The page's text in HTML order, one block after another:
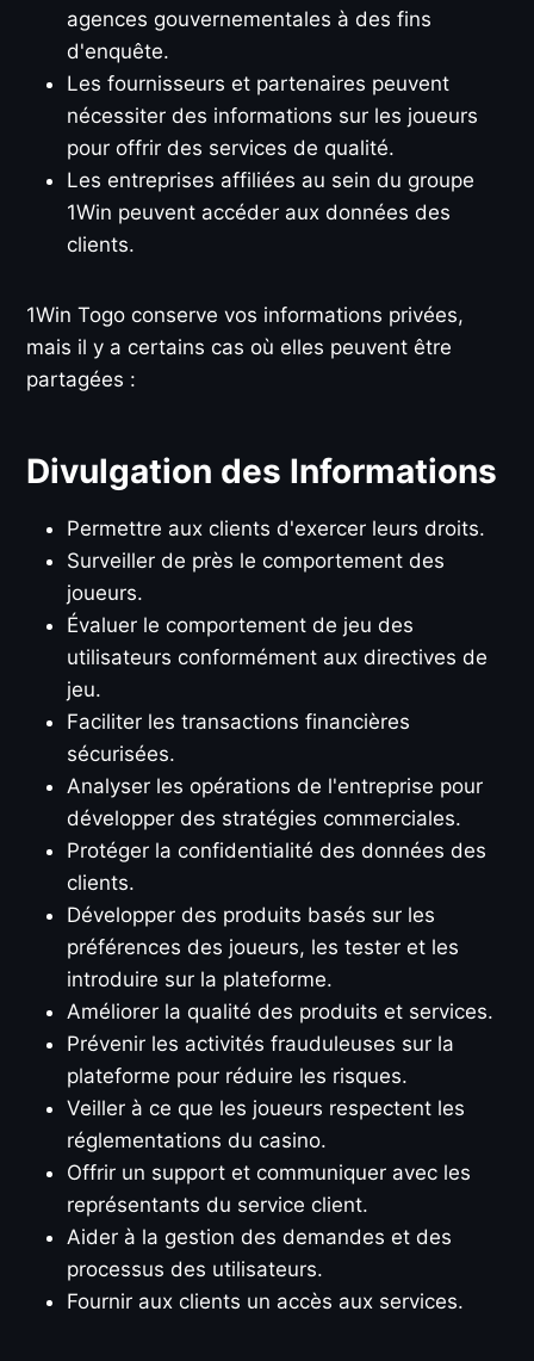
agences gouvernementales à des fins
d'enquête.
Les fournisseurs et partenaires peuvent
nécessiter des informations sur les joueurs
pour offrir des services de qualité.
Les entreprises affiliées au sein du groupe
1Win peuvent accéder aux données des
clients.
1Win Togo conserve vos informations privées,
mais il y a certains cas où elles peuvent être
partagées :
Divulgation des Informations
Permettre aux clients d'exercer leurs droits.
Surveiller de près le comportement des
joueurs.
Évaluer le comportement de jeu des
utilisateurs conformément aux directives de
jeu.
Faciliter les transactions financières
sécurisées.
Analyser les opérations de l'entreprise pour
développer des stratégies commerciales.
Protéger la confidentialité des données des
clients.
Développer des produits basés sur les
préférences des joueurs, les tester et les
introduire sur la plateforme.
Améliorer la qualité des produits et services.
Prévenir les activités frauduleuses sur la
plateforme pour réduire les risques.
Veiller à ce que les joueurs respectent les
réglementations du casino.
Offrir un support et communiquer avec les
représentants du service client.
Aider à la gestion des demandes et des
processus des utilisateurs.
Fournir aux clients un accès aux services.